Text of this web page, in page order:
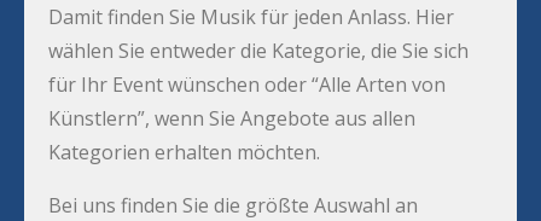
Damit finden Sie Musik für jeden Anlass. Hier
wählen Sie entweder die Kategorie, die Sie sich
für Ihr Event wünschen oder “Alle Arten von
Künstlern”, wenn Sie Angebote aus allen
Kategorien erhalten möchten.
Bei uns finden Sie die größte Auswahl an